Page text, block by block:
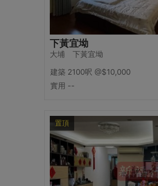
下黃宜坳
大埔 下黃宜坳
建築 2100呎 @$10,000
實用 --
置頂